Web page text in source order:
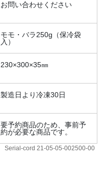
お問い合わせください
モモ・バラ250g（保冷袋
入）
230×300×35㎜
製造日より冷凍30日
要予約商品のため、事前予
約が必要な商品です。
Serial-cord 21-05-05-002500-00